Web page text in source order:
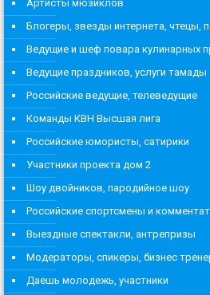
Артисты мюзиклов
Блогеры, звезды интернета, чтецы,
Ведущие и шеф повара кулинарных
Ведущие праздников, услуги тамады
Российские ведущие, телеведущие
Команды КВН Высшая лига
Российские юмористы, сатирики
Участники проекта дом 2
Шоу двойников, пародийное шоу
Российские спортсмены и
Выездные спектакли, антрепризы
Модераторы, спикеры, бизнес
Даешь молодежь, участники